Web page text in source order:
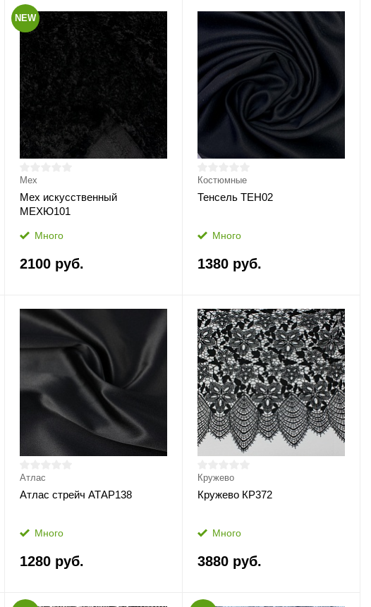
NEW
Мех
Мех искусственный
МЕХЮ101
Много
2100 руб.
Костюмные
Тенсель ТЕН02
Много
1380 руб.
Атлас
Атлас стрейч АТАР138
Много
1280 руб.
Кружево
Кружево КР372
Много
3880 руб.